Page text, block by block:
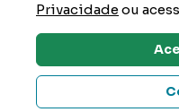
Privacidadeou